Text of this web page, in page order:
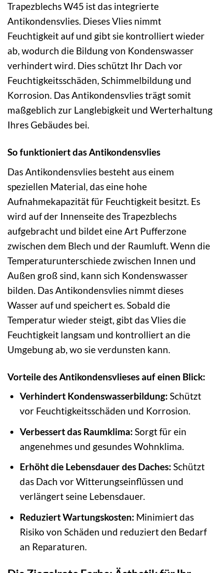
Trapezblechs W45 ist das integrierte
Antikondensvlies. Dieses Vlies nimmt
Feuchtigkeit auf und gibt sie kontrolliert wieder
ab, wodurch die Bildung von Kondenswasser
verhindert wird. Dies schützt Ihr Dach vor
Feuchtigkeitsschäden, Schimmelbildung und
Korrosion. Das Antikondensvlies trägt somit
maßgeblich zur Langlebigkeit und Werterhaltung
Ihres Gebäudes bei.
So funktioniert das Antikondensvlies
Das Antikondensvlies besteht aus einem
speziellen Material, das eine hohe
Aufnahmekapazität für Feuchtigkeit besitzt. Es
wird auf der Innenseite des Trapezblechs
aufgebracht und bildet eine Art Pufferzone
zwischen dem Blech und der Raumluft. Wenn die
Temperaturunterschiede zwischen Innen und
Außen groß sind, kann sich Kondenswasser
bilden. Das Antikondensvlies nimmt dieses
Wasser auf und speichert es. Sobald die
Temperatur wieder steigt, gibt das Vlies die
Feuchtigkeit langsam und kontrolliert an die
Umgebung ab, wo sie verdunsten kann.
Vorteile des Antikondensvlieses auf einen Blick:
Verhindert Kondenswasserbildung: Schützt
vor Feuchtigkeitsschäden und Korrosion.
Verbessert das Raumklima: Sorgt für ein
angenehmes und gesundes Wohnklima.
Erhöht die Lebensdauer des Daches: Schützt
das Dach vor Witterungseinflüssen und
verlängert seine Lebensdauer.
Reduziert Wartungskosten: Minimiert das
Risiko von Schäden und reduziert den Bedarf
an Reparaturen.